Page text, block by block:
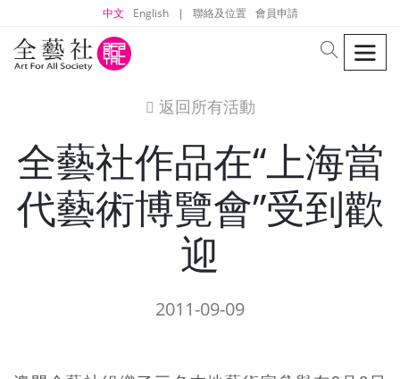
中文 English | 聯絡及位置 會員申請
search
icon
返回所有活動
全藝社作品在“上海當
代藝術博覽會”受到歡
迎
2011-09-09